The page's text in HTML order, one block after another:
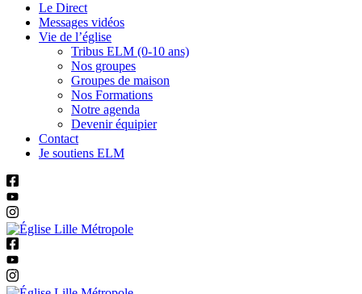
Le Direct
Messages vidéos
Vie de l’église
Tribus ELM (0-10 ans)
Nos groupes
Groupes de maison
Nos Formations
Notre agenda
Devenir équipier
Contact
Je soutiens ELM